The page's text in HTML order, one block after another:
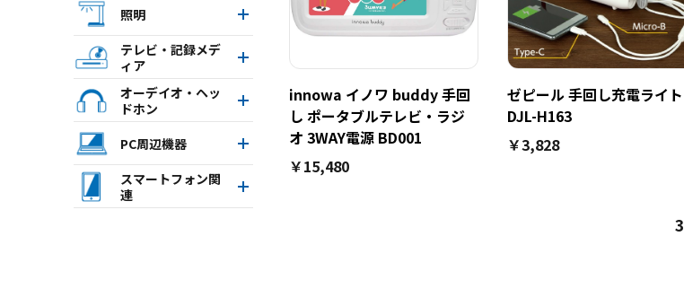
照明
テレビ・記録メデ
ィア
オーデイオ・ヘッ
ドホン
PC周辺機器
スマートフォン関
連
innowa イノワ buddy 手回
し ポータブルテレビ・ラジ
オ 3WAY電源 BD001
￥15,480
ゼピール 手回し充電ライト
DJL-H163
￥3,828
3